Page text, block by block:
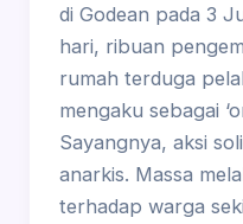
di Godean pada 3
hari, ribuan
rumah terduga
mengaku sebagai
Sayangnya, aksi
anarkis. Massa
terhadap warga